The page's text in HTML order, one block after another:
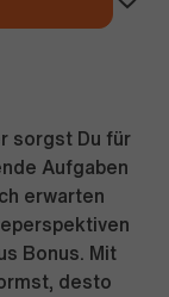
sorgst Du für
Aufgaben
erwarten
Bonus. Mit
desto